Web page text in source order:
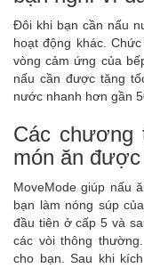
Đôi khi bạn cần nấu
hoạt động khác.
vòng cảm ứng của
nấu cần được tăng
nước nhanh hơn gần
Các chương
món ăn
MoveMode giúp nấu
bạn làm nóng súp
đầu tiên ở cấp 5 và
các vòi thông
cho bạn. Sau khi